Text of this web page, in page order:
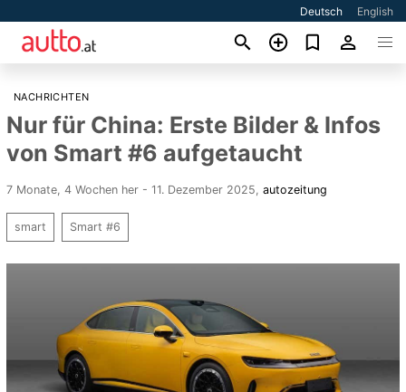
Deutsch English
NACHRICHTEN
Nur für China: Erste Bilder & Infos
von Smart #6 aufgetaucht
7 Monate, 4 Wochen her - 11. Dezember 2025 autozeitung
smart Smart #6